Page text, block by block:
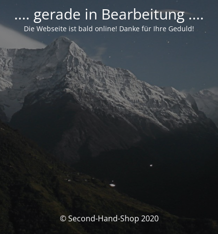
.... gerade in Bearbeitung ....
Die Webseite ist bald online! Danke für Ihre Geduld!
© Second-Hand-Shop 2020